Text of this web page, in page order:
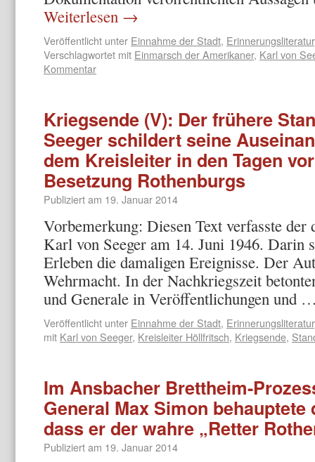
Weiterlesen →
Veröffentlicht unter Einnahme der Stadt, Erinnerungsliteratur
Verschlagwortet mit Einmarsch der Amerikaner, Karl von
Kommentar
Kriegsende (V): Der frühere
Seeger schildert seine
dem Kreisleiter in den Tagen
Besetzung Rothenburgs
Publiziert am 19. Januar 2014
Vorbemerkung: Diesen Text verfasste
Karl von Seeger am 14. Juni 1946. Darin
Erleben die damaligen Ereignisse. Der
Wehrmacht. In der Nachkriegszeit
und Generale in Veröffentlichungen und
Veröffentlicht unter Einnahme der Stadt, Erinnerungsliteratur
mit Karl von Seeger, Kreisleiter Höllfritsch, Kriegsende,
Im Ansbacher Brettheim-
General Max Simon
dass er der wahre „Retter
Publiziert am 19. Januar 2014